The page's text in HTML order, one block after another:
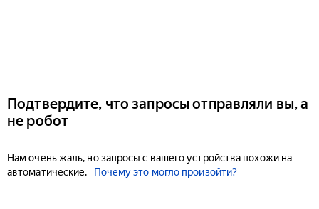
Подтвердите, что запросы отправляли вы, а
не робот
Нам очень жаль, но запросы с вашего устройства похожи на
автоматические.
Почему это могло произойти?